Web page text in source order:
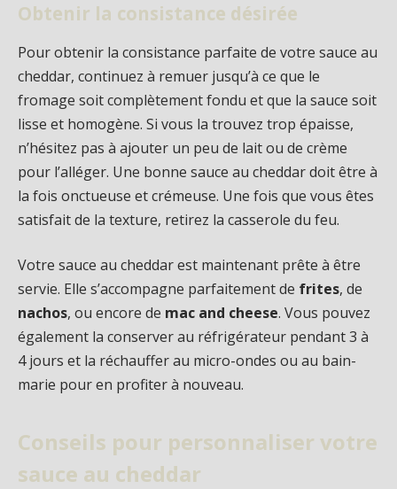
Obtenir la consistance désirée
Pour obtenir la consistance parfaite de votre sauce au
cheddar, continuez à remuer jusqu’à ce que le
fromage soit complètement fondu et que la sauce soit
lisse et homogène. Si vous la trouvez trop épaisse,
n’hésitez pas à ajouter un peu de lait ou de crème
pour l’alléger. Une bonne sauce au cheddar doit être à
la fois onctueuse et crémeuse. Une fois que vous êtes
satisfait de la texture, retirez la casserole du feu.
Votre sauce au cheddar est maintenant prête à être
servie. Elle s’accompagne parfaitement de frites, de
nachos, ou encore de mac and cheese. Vous pouvez
également la conserver au réfrigérateur pendant 3 à
4 jours et la réchauffer au micro-ondes ou au bain-
marie pour en profiter à nouveau.
Conseils pour personnaliser votre
sauce au cheddar